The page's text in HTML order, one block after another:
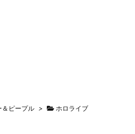
＆ピープル > ホロライブ